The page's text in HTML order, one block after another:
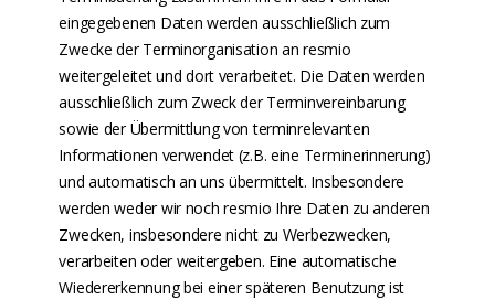
eingegebenen Daten werden ausschließlich zum
Zwecke der Terminorganisation an resmio
weitergeleitet und dort verarbeitet. Die Daten werden
ausschließlich zum Zweck der Terminvereinbarung
sowie der Übermittlung von terminrelevanten
Informationen verwendet (z.B. eine Terminerinnerung)
und automatisch an uns übermittelt. Insbesondere
werden weder wir noch resmio Ihre Daten zu anderen
Zwecken, insbesondere nicht zu Werbezwecken,
verarbeiten oder weitergeben. Eine automatische
Wiedererkennung bei einer späteren Benutzung ist